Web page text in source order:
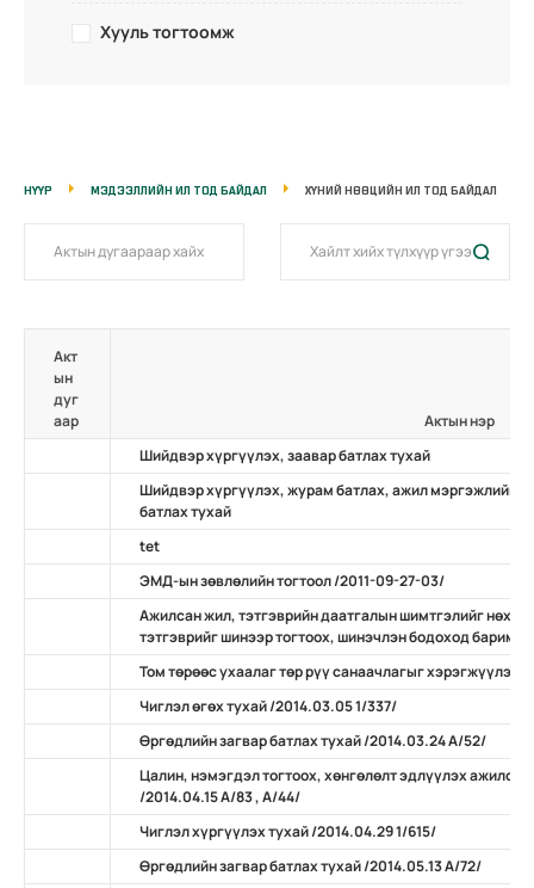
Хууль тогтоомж
НҮҮР МЭДЭЭЛЛИЙН ИЛ ТОД БАЙДАЛ ХҮНИЙ НӨӨЦИЙН ИЛ ТОД БАЙДАЛ
Акт
ын
дуг
аар
Актын нэр
Шийдвэр хүргүүлэх, заавар батлах тухай
Шийдвэр хүргүүлэх, журам батлах, ажил мэргэжлийн
батлах тухай
tet
ЭМД-ын зөвлөлийн тогтоол /2011-09-27-03/
Ажилсан жил, тэтгэврийн даатгалын шимтгэлийг нөхөн
тэтгэврийг шинээр тогтоох, шинэчлэн бодоход
Том төрөөс ухаалаг төр рүү санаачлагыг хэрэгжүүлэх
Чиглэл өгөх тухай /2014.03.05 1/337/
Өргөдлийн загвар батлах тухай /2014.03.24 А/52/
Цалин, нэмэгдэл тогтоох, хөнгөлөлт эдлүүлэх
/2014.04.15 А/83 , А/44/
Чиглэл хүргүүлэх тухай /2014.04.29 1/615/
Өргөдлийн загвар батлах тухай /2014.05.13 А/72/